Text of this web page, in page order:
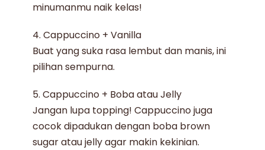
minumanmu naik kelas!
4. Cappuccino + Vanilla
Buat yang suka rasa lembut dan manis, ini
pilihan sempurna.
5. Cappuccino + Boba atau Jelly
Jangan lupa topping! Cappuccino juga
cocok dipadukan dengan boba brown
sugar atau jelly agar makin kekinian.